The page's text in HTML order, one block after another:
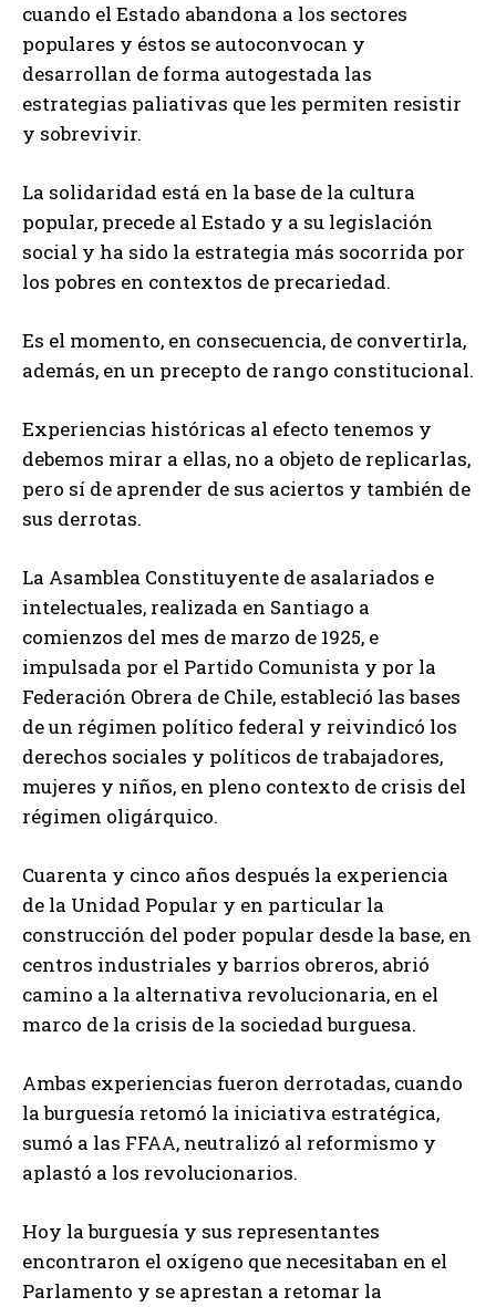
cuando el Estado abandona a los sectores
populares y éstos se autoconvocan y
desarrollan de forma autogestada las
estrategias paliativas que les permiten resistir
y sobrevivir.
La solidaridad está en la base de la cultura
popular, precede al Estado y a su legislación
social y ha sido la estrategia más socorrida por
los pobres en contextos de precariedad.
Es el momento, en consecuencia, de convertirla,
además, en un precepto de rango constitucional.
Experiencias históricas al efecto tenemos y
debemos mirar a ellas, no a objeto de replicarlas,
pero sí de aprender de sus aciertos y también de
sus derrotas.
La Asamblea Constituyente de asalariados e
intelectuales, realizada en Santiago a
comienzos del mes de marzo de 1925, e
impulsada por el Partido Comunista y por la
Federación Obrera de Chile, estableció las bases
de un régimen político federal y reivindicó los
derechos sociales y políticos de trabajadores,
mujeres y niños, en pleno contexto de crisis del
régimen oligárquico.
Cuarenta y cinco años después la experiencia
de la Unidad Popular y en particular la
construcción del poder popular desde la base, en
centros industriales y barrios obreros, abrió
camino a la alternativa revolucionaria, en el
marco de la crisis de la sociedad burguesa.
Ambas experiencias fueron derrotadas, cuando
la burguesía retomó la iniciativa estratégica,
sumó a las FFAA, neutralizó al reformismo y
aplastó a los revolucionarios.
Hoy la burguesía y sus representantes
encontraron el oxígeno que necesitaban en el
Parlamento y se aprestan a retomar la